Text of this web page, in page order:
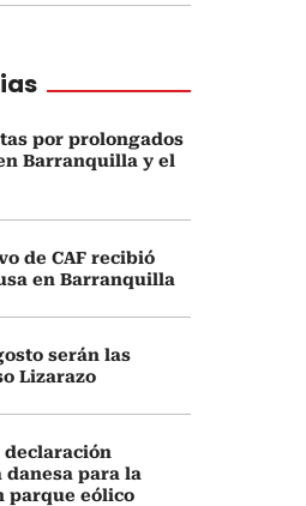
por prolongados
Barranquilla y el
de CAF recibió
en Barranquilla
serán las
Lizarazo
para la
parque eólico